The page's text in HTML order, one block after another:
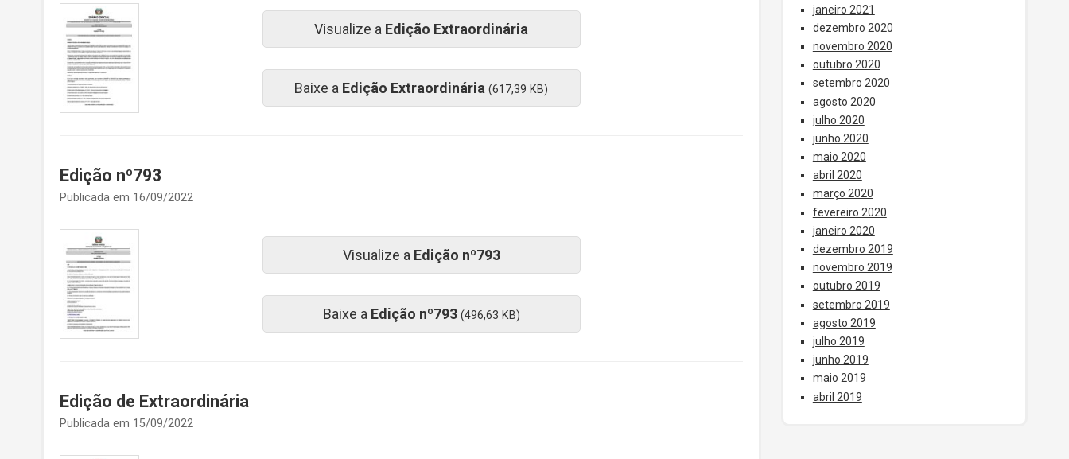
Visualize a Edição Extraordinária
Baixe a Edição Extraordinária (617,39 KB)
Edição nº793
Publicada em 16/09/2022
Visualize a Edição nº793
Baixe a Edição nº793 (496,63 KB)
Edição de Extraordinária
Publicada em 15/09/2022
janeiro 2021
dezembro 2020
novembro 2020
outubro 2020
setembro 2020
agosto 2020
julho 2020
junho 2020
maio 2020
abril 2020
março 2020
fevereiro 2020
janeiro 2020
dezembro 2019
novembro 2019
outubro 2019
setembro 2019
agosto 2019
julho 2019
junho 2019
maio 2019
abril 2019